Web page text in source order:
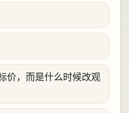
价，而是什么时候改观